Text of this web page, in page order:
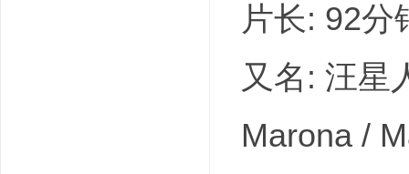
片长: 92分
又名: 汪星
Marona /